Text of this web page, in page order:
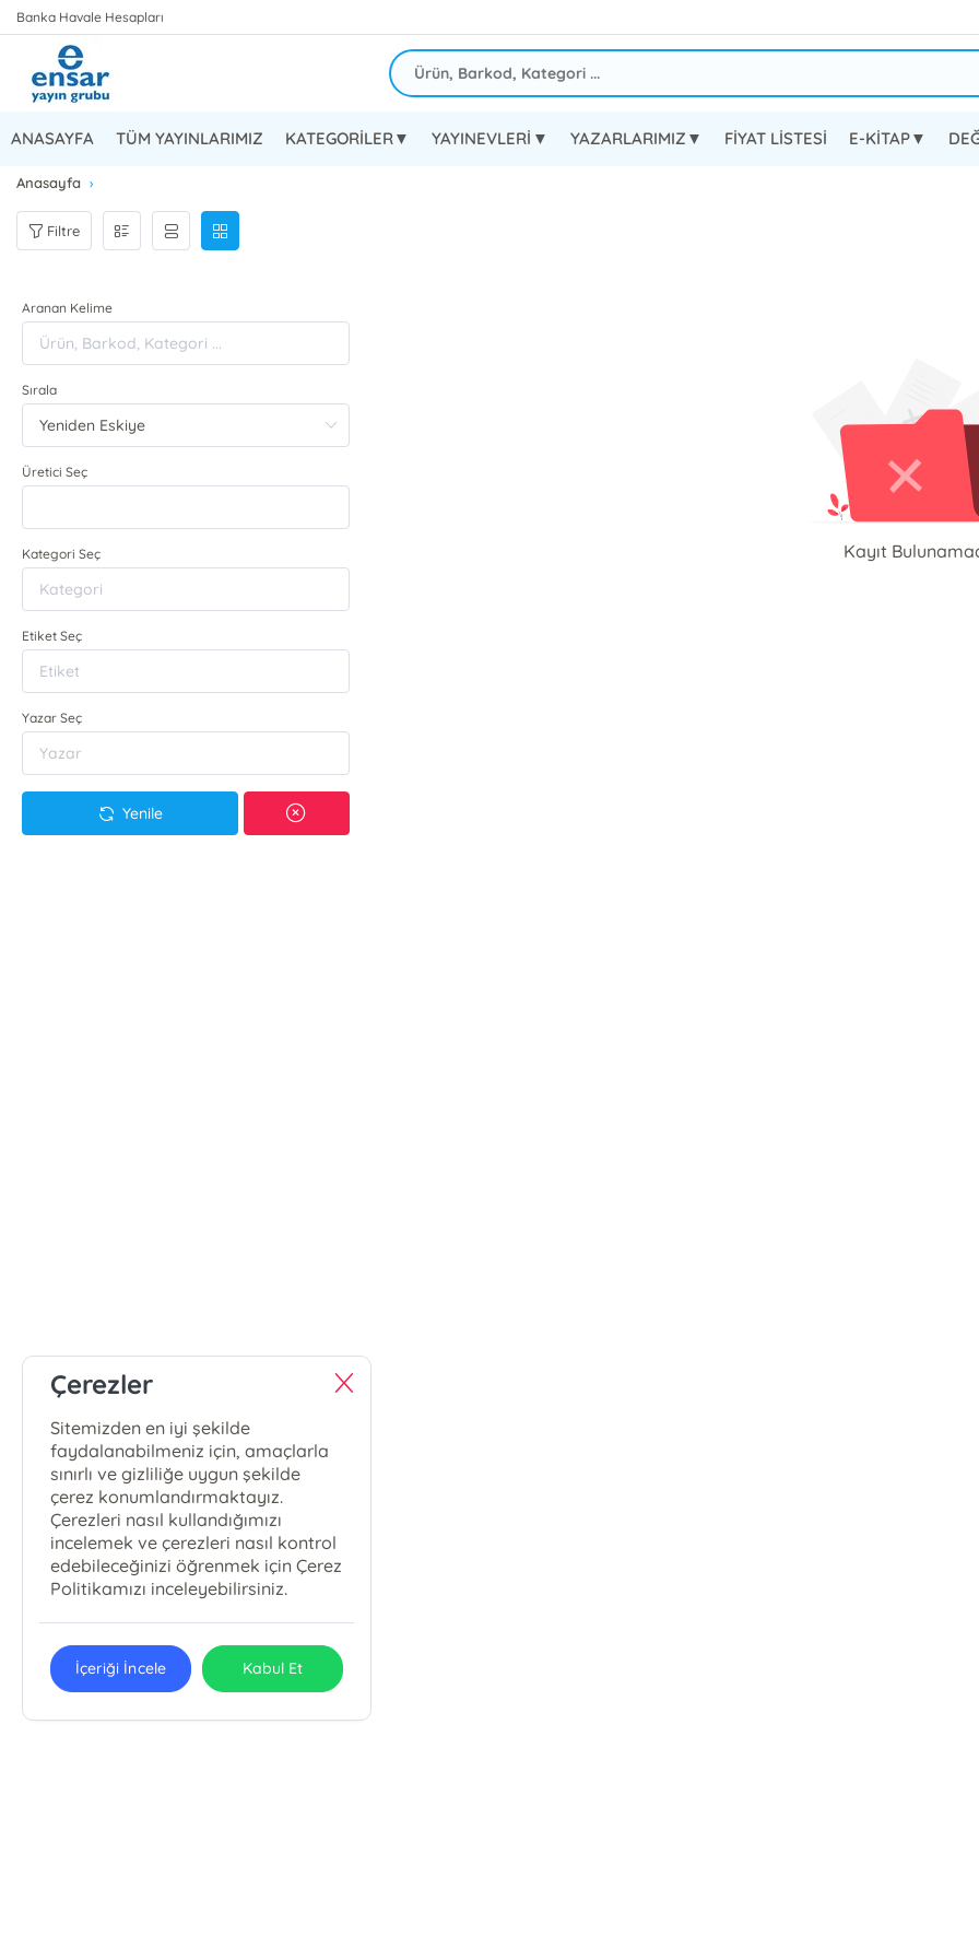
Banka Havale Hesapları
ANASAYFA TÜM YAYINLARIMIZ KATEGORİLER▼ YAYINEVLERİ▼ YAZARLARIMIZ▼ FİYAT LİSTESİ E-KİTAP▼
Anasayfa
Filtre
Aranan Kelime
Sırala
Üretici Seç
Kategori Seç
Etiket Seç
Yazar Seç
Yenile
Kayıt
Çerezler
Sitemizden en iyi şekilde
faydalanabilmeniz için, amaçlarla
sınırlı ve gizliliğe uygun şekilde
çerez konumlandırmaktayız.
Çerezleri nasıl kullandığımızı
incelemek ve çerezleri nasıl kontrol
edebileceğinizi öğrenmek için Çerez
Politikamızı inceleyebilirsiniz.
İçeriği İncele Kabul Et